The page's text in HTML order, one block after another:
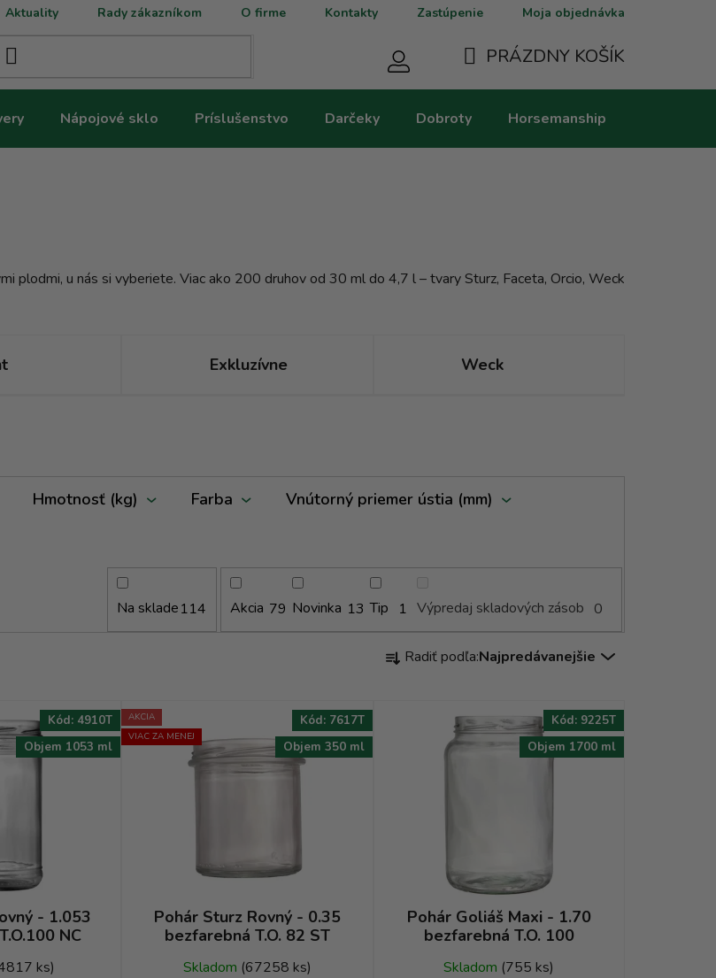
Aktuality Rady zákazníkom O firme Kontakty Zastúpenie Moja objednávka
KOŠÍK
PRÁZDNY KOŠÍK
Nápojové sklo Príslušenstvo Darčeky Dobroty Horsemanship
plodmi, u nás si vyberiete. Viac ako 200 druhov od 30 ml do 4,7 l – tvary Sturz, Faceta, Orcio, Weck
Exkluzívne Weck
R
a Radiť podľa:Najpredávanejšie
Na sklade114 Akcia 79 Novinka 13 Tip 1 Výpredaj skladových zásob 0
Hmotnosť (kg) Farba Vnútorný priemer ústia (mm)
- 1.053
NC
ks)
Objem 1053 ml
Kód: 4910T
AKCIA
VIAC ZA MENEJ
Pohár Sturz Rovný - 0.35
bezfarebná T.O. 82 ST
Skladom (67258 ks)
Objem 350 ml
Kód: 7617T
Pohár Goliáš Maxi - 1.70
bezfarebná T.O. 100
Skladom (755 ks)
Objem 1700 ml
Kód: 9225T